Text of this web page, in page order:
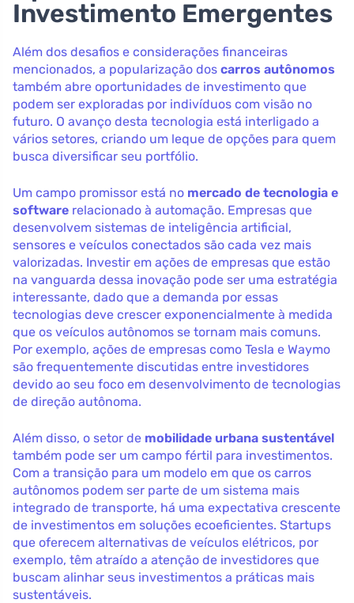
Investimento Emergentes
Além dos desafios e considerações financeiras
mencionados, a popularização dos carros autônomos
também abre oportunidades de investimento que
podem ser exploradas por indivíduos com visão no
futuro. O avanço desta tecnologia está interligado a
vários setores, criando um leque de opções para quem
busca diversificar seu portfólio.
Um campo promissor está no mercado de tecnologia e
software relacionado à automação. Empresas que
desenvolvem sistemas de inteligência artificial,
sensores e veículos conectados são cada vez mais
valorizadas. Investir em ações de empresas que estão
na vanguarda dessa inovação pode ser uma estratégia
interessante, dado que a demanda por essas
tecnologias deve crescer exponencialmente à medida
que os veículos autônomos se tornam mais comuns.
Por exemplo, ações de empresas como Tesla e Waymo
são frequentemente discutidas entre investidores
devido ao seu foco em desenvolvimento de tecnologias
de direção autônoma.
Além disso, o setor de mobilidade urbana sustentável
também pode ser um campo fértil para investimentos.
Com a transição para um modelo em que os carros
autônomos podem ser parte de um sistema mais
integrado de transporte, há uma expectativa crescente
de investimentos em soluções ecoeficientes. Startups
que oferecem alternativas de veículos elétricos, por
exemplo, têm atraído a atenção de investidores que
buscam alinhar seus investimentos a práticas mais
sustentáveis.